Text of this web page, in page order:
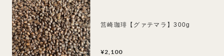
筥崎珈琲【グァテマラ】300g
¥2,100